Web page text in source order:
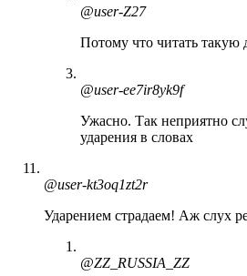
@user-Z27
Потому что читать такую
@user-ee7ir8yk9f
Ужасно. Так неприятно
ударения в словах
@user-kt3oq1zt2r
Ударением страдаем! Аж слух
@ZZ_RUSSIA_ZZ